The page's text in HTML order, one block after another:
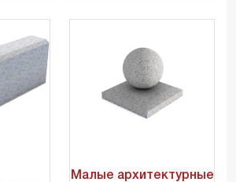
Малые архитектурные